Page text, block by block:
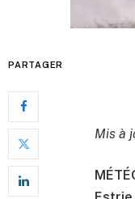
PARTAGER
Mis à